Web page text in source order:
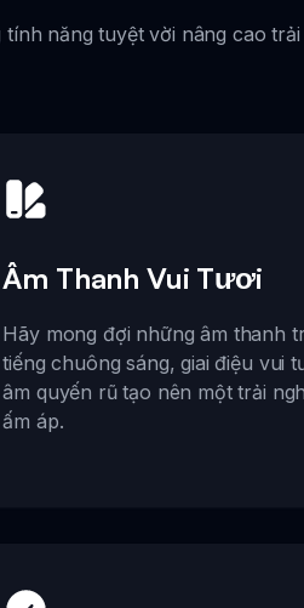
năng tuyệt vời nâng cao
Âm Thanh Vui Tươi
Hãy mong đợi những âm thanh
tiếng chuông sáng, giai điệu vui
âm quyến rũ tạo nên một trải
ấm áp.